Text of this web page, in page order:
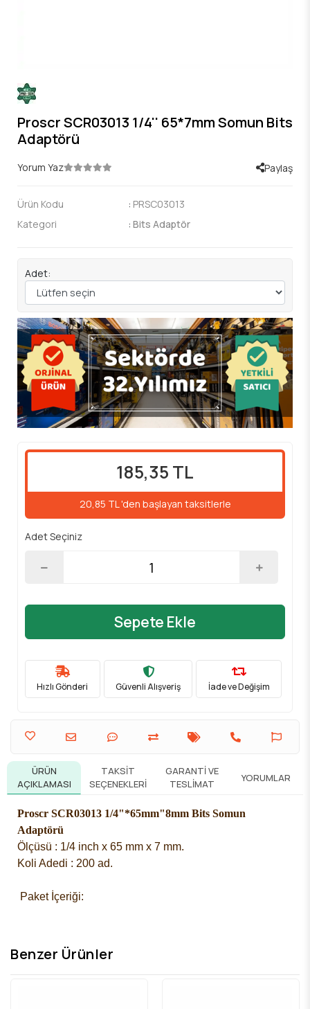
Proscr SCR03013 1/4'' 65*7mm Somun Bits
Adaptörü
Yorum Yaz Paylaş
Ürün Kodu : PRSC03013
Kategori
: Bits Adaptör
Adet:
185,35 TL
20,85 TL 'den başlayan taksitlerle
Adet Seçiniz
Sepete Ekle
Hızlı Gönderi Güvenli Alışveriş İade ve Değişim
ÜRÜN
AÇIKLAMASI
TAKSIT
SEÇENEKLERI
GARANTI VE
TESLIMAT
YORUMLAR
Proscr SCR03013 1/4"*65mm"8mm Bits Somun
Adaptörü
Ölçüsü : 1/4 inch x 65 mm x 7 mm.
Koli Adedi : 200 ad.
Paket İçeriği:
Benzer Ürünler